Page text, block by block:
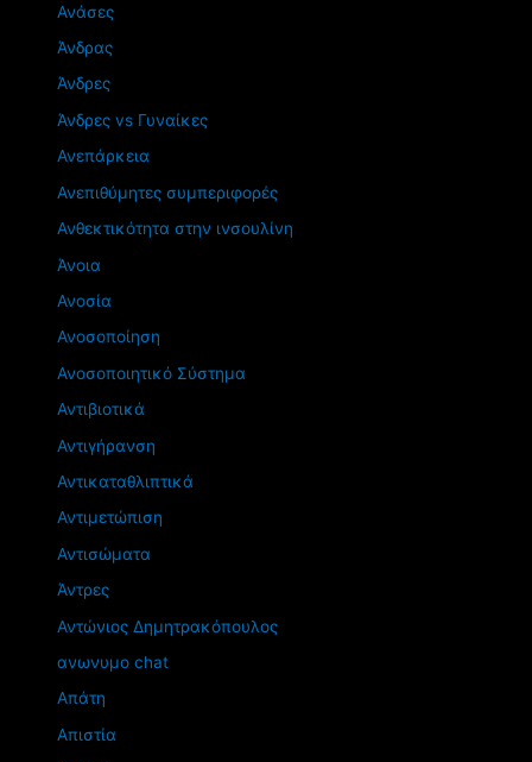
Ανάσες
Άνδρας
Άνδρες
Άνδρες vs Γυναίκες
Ανεπάρκεια
Ανεπιθύμητες συμπεριφορές
Ανθεκτικότητα στην ινσουλίνη
Άνοια
Ανοσία
Ανοσοποίηση
Ανοσοποιητικό Σύστημα
Αντιβιοτικά
Αντιγήρανση
Αντικαταθλιπτικά
Αντιμετώπιση
Αντισώματα
Άντρες
Αντώνιος Δημητρακόπουλος
ανωνυμο chat
Απάτη
Απιστία